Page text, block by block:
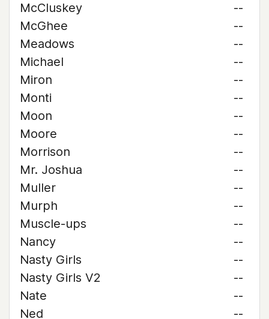
McCluskey
--
McGhee
--
Meadows
--
Michael
--
Miron
--
Monti
--
Moon
--
Moore
--
Morrison
--
Mr. Joshua
--
Muller
--
Murph
--
Muscle-ups
--
Nancy
--
Nasty Girls
--
Nasty Girls V2
--
Nate
--
Ned
--